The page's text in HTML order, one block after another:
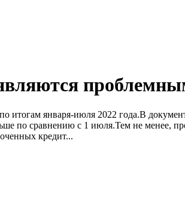
января-июля 2022 года.В
по сравнению с 1 июля.Тем не менее,
кредит...